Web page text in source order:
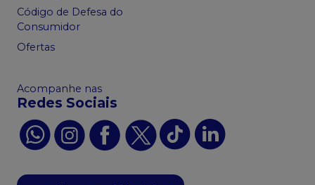
Código de Defesa do
Consumidor
Ofertas
Acompanhe nas
Redes Sociais